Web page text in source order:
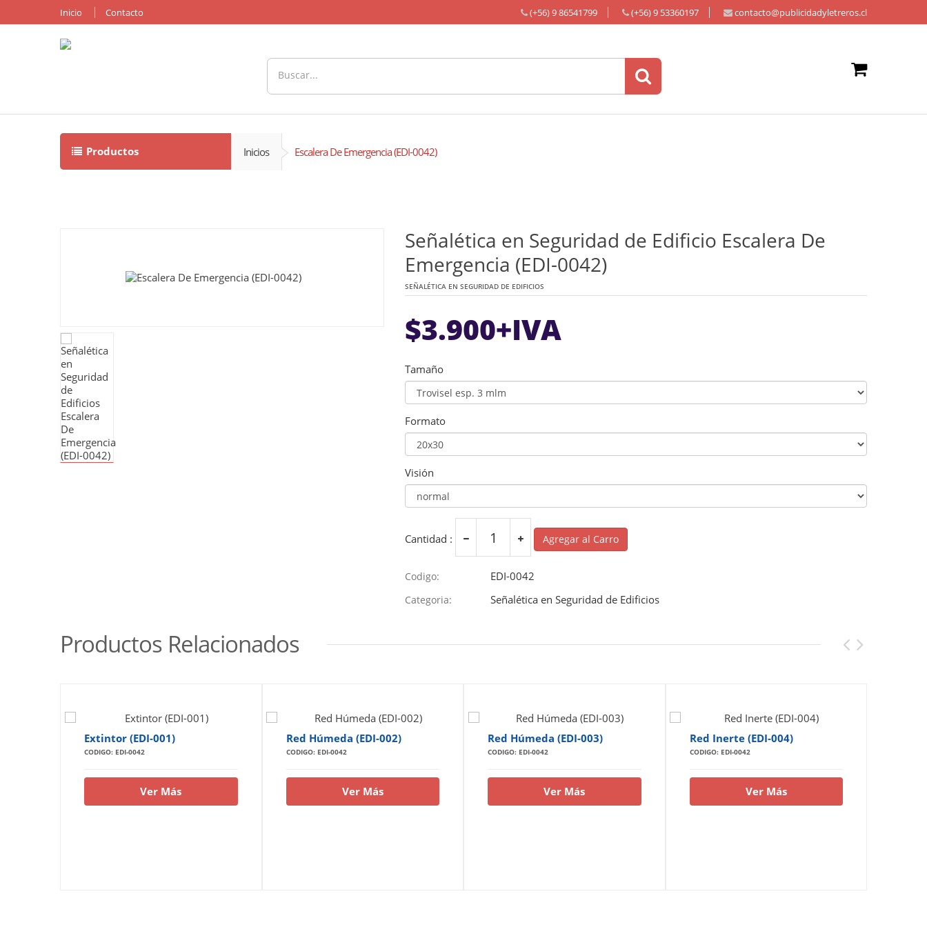
Inicio Contacto (+56) 9 86541799 (+56) 9 53360197 contacto@publicidadyletreros.cl
Productos Inicios Escalera De Emergencia (EDI-0042)
Señalética en Seguridad de Edificio Escalera De
Emergencia (EDI-0042)
SEÑALÉTICA EN SEGURIDAD DE EDIFICIOS
$3.900+IVA
Tamaño
Formato
Visión
Cantidad : Agregar al Carro
Codigo: EDI-0042
Categoria: Señalética en Seguridad de Edificios
Productos Relacionados
Extintor (EDI-001)
CODIGO: EDI-0042
Ver Más
Red Húmeda (EDI-002)
CODIGO: EDI-0042
Ver Más
Red Húmeda (EDI-003)
CODIGO: EDI-0042
Ver Más
Red Inerte (EDI-004)
CODIGO: EDI-0042
Ver Más